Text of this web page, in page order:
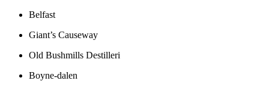
Belfast
Giant’s Causeway
Old Bushmills Destilleri
Boyne-dalen